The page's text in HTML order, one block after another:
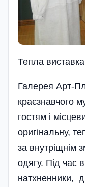
Тепла виставка
Галерея Арт-
краєзнавчого
гостям і
оригінальну,
за внутріщнім
одягу. Під час
натхненники,